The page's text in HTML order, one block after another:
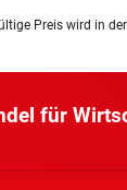
Preis wird in
für